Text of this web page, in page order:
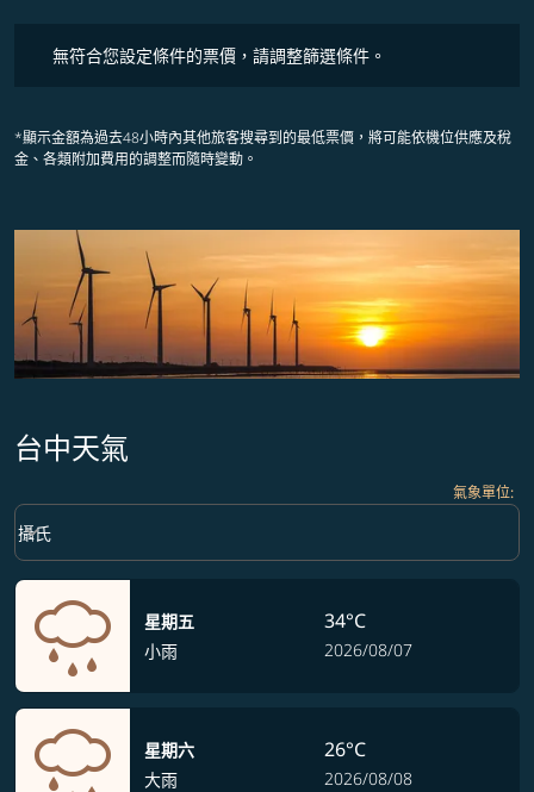
無符合您設定條件的票價，請調整篩選條件。
*顯示金額為過去48小時內其他旅客搜尋到的最低票價，將可能依機位供應及稅
金、各類附加費用的調整而隨時變動。
台中天氣
氣象單位:
Weather unit option 攝氏 Selected
攝氏
keyboard_arrow_down
星期五
小雨
34°C
2026/08/07
星期六
大雨
26°C
2026/08/08